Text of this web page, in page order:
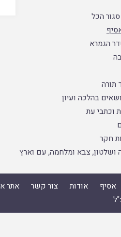
סגור הכל
הגמרא
תורה
בהלכה ועיון
וכתבי עת
חקר
ושלטון, צבא ומלחמה, עם וארץ
אסיף אודות צור קשר אתר